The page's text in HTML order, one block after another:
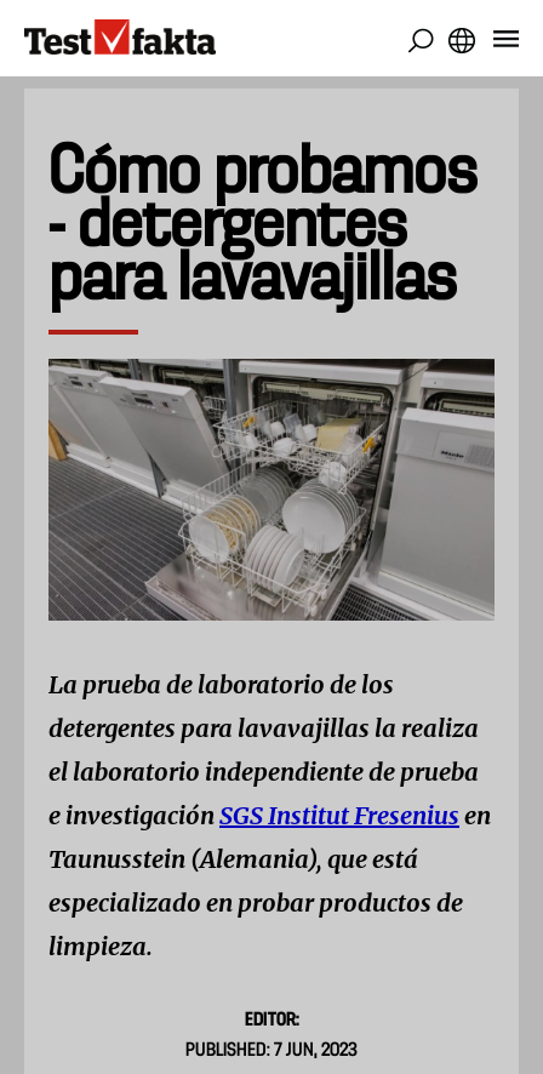
contenido
Cómo probamos
- detergentes
para lavavajillas
La prueba de laboratorio de los
detergentes para lavavajillas la realiza
el laboratorio independiente de prueba
e investigaciónSGS Institut Fresenius en
Taunusstein (Alemania), que está
especializado en probar productos de
limpieza.
EDITOR:
PUBLISHED: 7 JUN, 2023